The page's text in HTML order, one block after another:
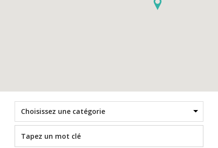
Choisissez une catégorie